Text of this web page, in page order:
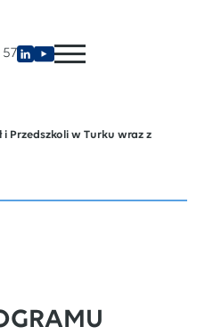
57
Przedszkoli w Turku wraz z